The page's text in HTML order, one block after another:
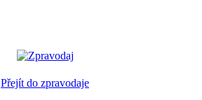
Přejít do zpravodaje